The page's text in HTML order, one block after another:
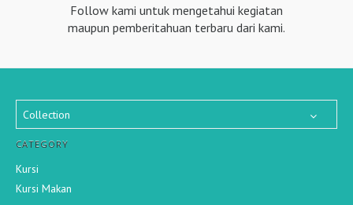
Follow kami untuk mengetahui kegiatan
maupun pemberitahuan terbaru dari kami.
Collection
CATEGORY
Kursi
Kursi Makan